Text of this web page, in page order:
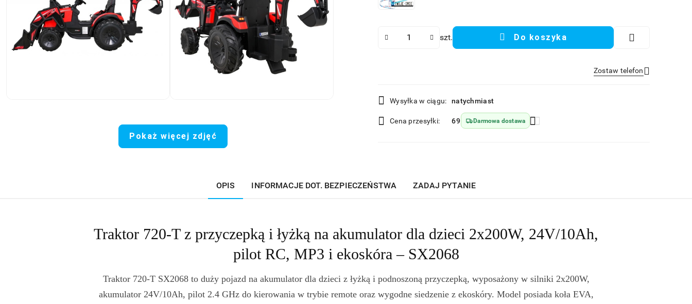
Pokaż więcej zdjęć
szt. Do koszyka
Zostaw telefon
Dostępność
i
dostawa
Wysyłka w ciągu: natychmiast
Cena przesyłki: 69 Darmowa dostawa
OPIS INFORMACJE DOT. BEZPIECZEŃSTWA ZADAJ PYTANIE
Traktor 720-T z przyczepką i łyżką na akumulator dla dzieci 2x200W, 24V/10Ah,
pilot RC, MP3 i ekoskóra – SX2068
Traktor 720-T SX2068 to duży pojazd na akumulator dla dzieci z łyżką i podnoszoną przyczepką, wyposażony w silniki 2x200W,
akumulator 24V/10Ah, pilot 2.4 GHz do kierowania w trybie remote oraz wygodne siedzenie z ekoskóry. Model posiada koła EVA,